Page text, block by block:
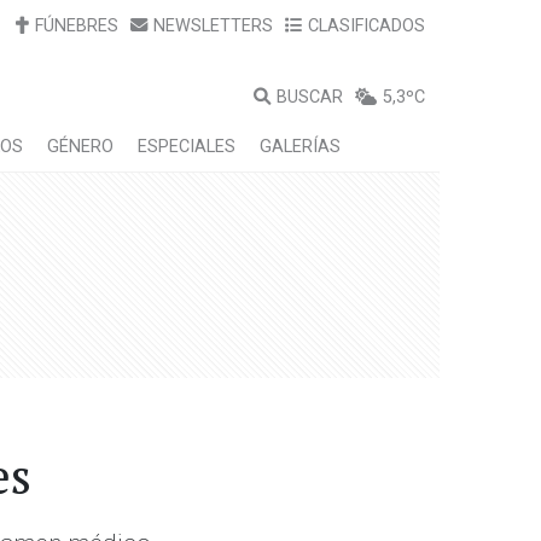
FÚNEBRES NEWSLETTERS CLASIFICADOS
BUSCAR 5,3ºC
GÉNERO ESPECIALES GALERÍAS